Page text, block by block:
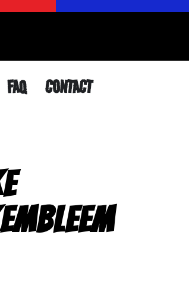
FAQ CONTACT